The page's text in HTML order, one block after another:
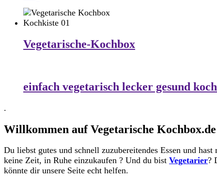
Vegetarische-Kochbox
einfach vegetarisch lecker gesund
.
Willkommen auf Vegetarische Kochbox.de
Du liebst gutes und schnell zuzubereitendes Essen und hast
keine Zeit, in Ruhe einzukaufen ? Und du bist Vegetarier?
könnte dir unsere Seite echt helfen.